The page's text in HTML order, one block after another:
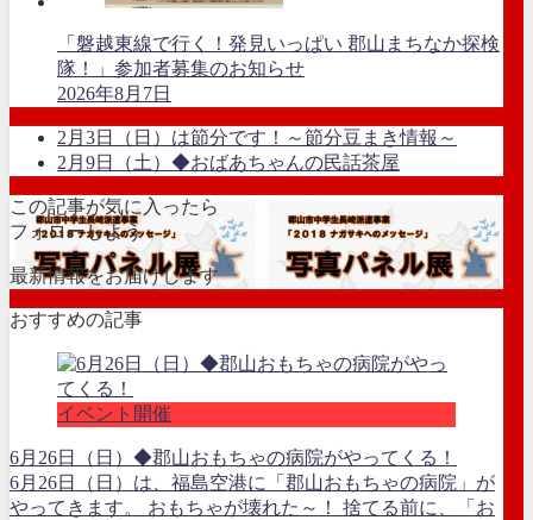
「磐越東線で行く！発見いっぱい 郡山まちなか探検
隊！」参加者募集のお知らせ
2026年8月7日
2月3日（日）は節分です！～節分豆まき情報～
2月9日（土）◆おばあちゃんの民話茶屋
この記事が気に入ったら
フォローしよう
最新情報をお届けします
おすすめの記事
イベント開催
6月26日（日）◆郡山おもちゃの病院がやってくる！
6月26日（日）は、福島空港に「郡山おもちゃの病院」が
やってきます。 おもちゃが壊れた～！ 捨てる前に、「お